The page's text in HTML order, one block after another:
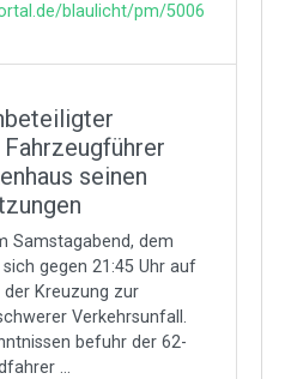
blaulicht/pm/5006
seinen
Samstagabend, dem
gegen 21:45 Uhr auf
Kreuzung zur
Verkehrsunfall.
befuhr der 62-
...